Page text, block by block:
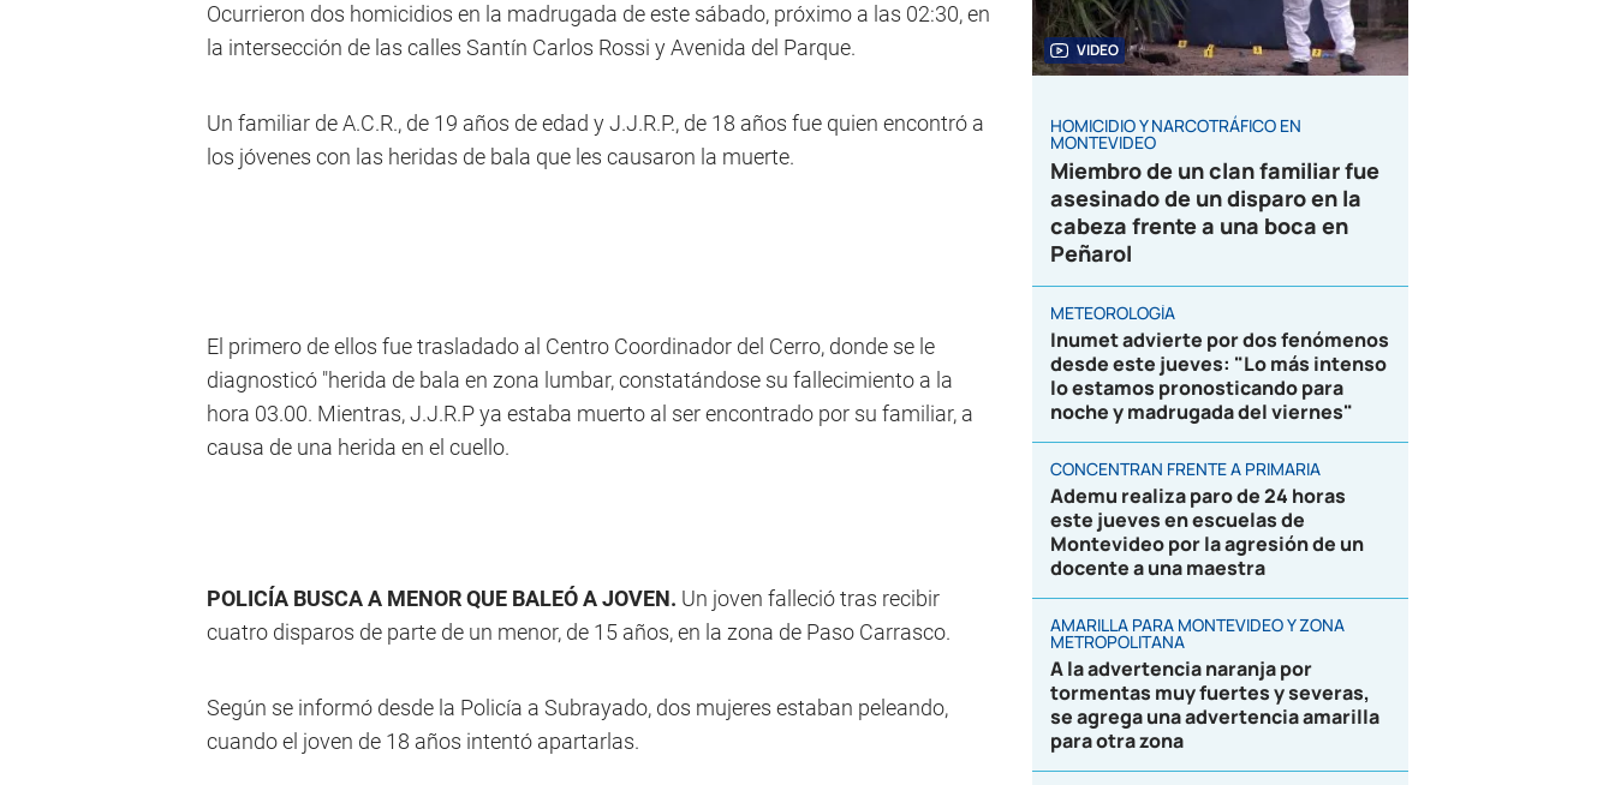
Ocurrieron dos homicidios en la madrugada de este sábado, próximo a las 02:30, en
la intersección de las calles Santín Carlos Rossi y Avenida del Parque.
Un familiar de A.C.R., de 19 años de edad y J.J.R.P., de 18 años fue quien encontró a
los jóvenes con las heridas de bala que les causaron la muerte.
El primero de ellos fue trasladado al Centro Coordinador del Cerro, donde se le
diagnosticó "herida de bala en zona lumbar, constatándose su fallecimiento a la
hora 03.00. Mientras, J.J.R.P ya estaba muerto al ser encontrado por su familiar, a
causa de una herida en el cuello.
POLICÍA BUSCA A MENOR QUE BALEÓ A JOVEN. Un joven falleció tras recibir
cuatro disparos de parte de un menor, de 15 años, en la zona de Paso Carrasco.
Según se informó desde la Policía a Subrayado, dos mujeres estaban peleando,
cuando el joven de 18 años intentó apartarlas.
VIDEO
HOMICIDIO Y NARCOTRÁFICO EN
MONTEVIDEO
Miembro de un clan familiar fue
asesinado de un disparo en la
cabeza frente a una boca en
Peñarol
METEOROLOGÍA
Inumet advierte por dos fenómenos
desde este jueves: "Lo más intenso
lo estamos pronosticando para
noche y madrugada del viernes"
CONCENTRAN FRENTE A PRIMARIA
Ademu realiza paro de 24 horas
este jueves en escuelas de
Montevideo por la agresión de un
docente a una maestra
AMARILLA PARA MONTEVIDEO Y ZONA
METROPOLITANA
A la advertencia naranja por
tormentas muy fuertes y severas,
se agrega una advertencia amarilla
para otra zona